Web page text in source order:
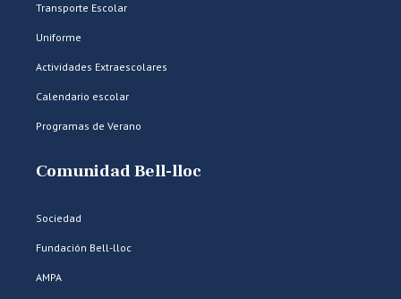
Transporte Escolar
Uniforme
Actividades Extraescolares
Calendario escolar
Programas de Verano
Comunidad Bell-lloc
Sociedad
Fundación Bell-lloc
AMPA